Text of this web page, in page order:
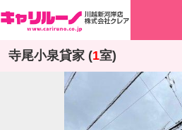
寺尾小泉貸家 (1室)